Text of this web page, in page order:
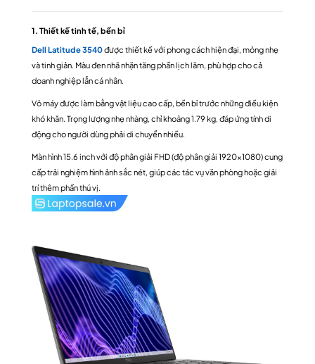
1. Thiết kế tinh tế, bền bỉ
Dell Latitude 3540được thiết kế với phong cách hiện đại, mỏng nhẹ
và tinh giản. Màu đen nhã nhặn tăng phần lịch lãm, phù hợp cho cả
doanh nghiệp lẫn cá nhân.
Vỏ máy được làm bằng vật liệu cao cấp, bền bỉ trước những điều kiện
khó khăn. Trọng lượng nhẹ nhàng, chỉ khoảng 1.79 kg, đáp ứng tính di
động cho người dùng phải di chuyển nhiều.
Màn hình 15.6 inch với độ phân giải FHD (độ phân giải 1920×1080) cung
cấp trải nghiệm hình ảnh sắc nét, giúp các tác vụ văn phòng hoặc giải
trí thêm phần thú vị.